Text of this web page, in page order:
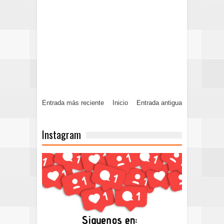
Entrada más reciente Entrada antigua
Inicio
Instagram